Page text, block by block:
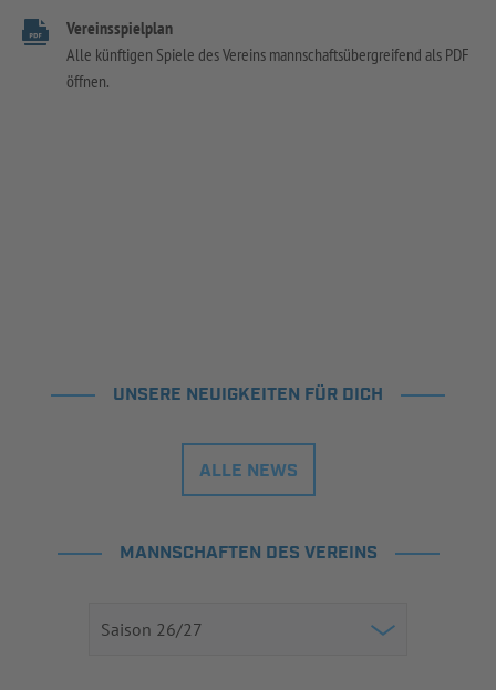
Vereinsspielplan
Alle künftigen Spiele des Vereins mannschaftsübergreifend als PDF
öffnen.
UNSERE NEUIGKEITEN FÜR DICH
ALLE NEWS
MANNSCHAFTEN DES VEREINS